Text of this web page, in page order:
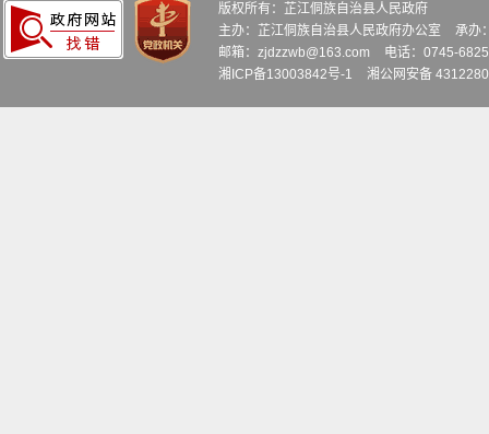
版权所有：芷江侗族自治县人民政府
主办：芷江侗族自治县人民政府办公室
承办
邮箱：zjdzzwb@163.com
电话：0745-
湘ICP备13003842号-1
湘公网安备